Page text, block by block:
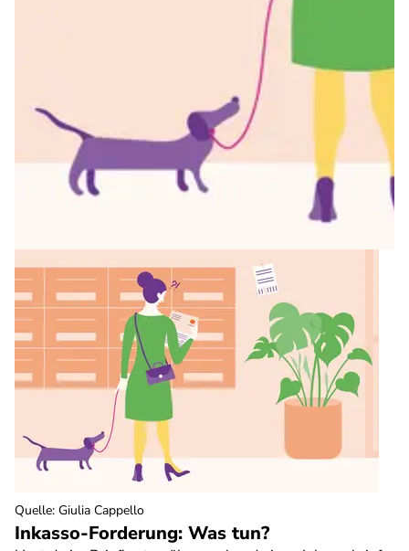
Inkasso-Forderung: Was tun?
Quelle: Giulia Cappello